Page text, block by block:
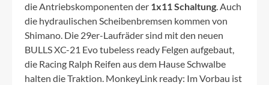
die Antriebskomponenten der 1x11 Schaltung. Auch
die hydraulischen Scheibenbremsen kommen von
Shimano. Die 29er-Laufräder sind mit den neuen
BULLS XC-21 Evo tubeless ready Felgen aufgebaut,
die Racing Ralph Reifen aus dem Hause Schwalbe
halten die Traktion. MonkeyLink ready: Im Vorbau ist